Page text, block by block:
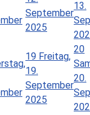
September
2025
13.
19 Freitag,
19.
September
2025
20
20.